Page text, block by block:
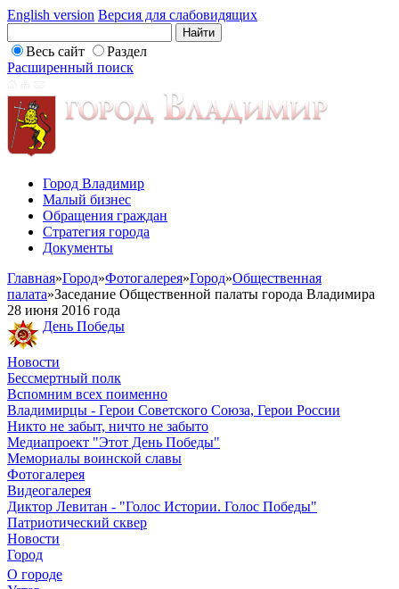
English version Версия для слабовидящих
Весь сайт
Раздел
Расширенный поиск
Город Владимир
Малый бизнес
Обращения граждан
Стратегия города
Документы
Главная»Город»Фотогалерея»Город»Общественная
палата»Заседание Общественной палаты города Владимира
28 июня 2016 года
День Победы
Новости
Бессмертный полк
Вспомним всех поименно
Владимирцы - Герои Советского Союза, Герои России
Никто не забыт, ничто не забыто
Медиапроект "Этот День Победы"
Мемориалы воинской славы
Фотогалерея
Видеогалерея
Диктор Левитан - "Голос Истории. Голос Победы"
Патриотический сквер
Новости
Город
О городе